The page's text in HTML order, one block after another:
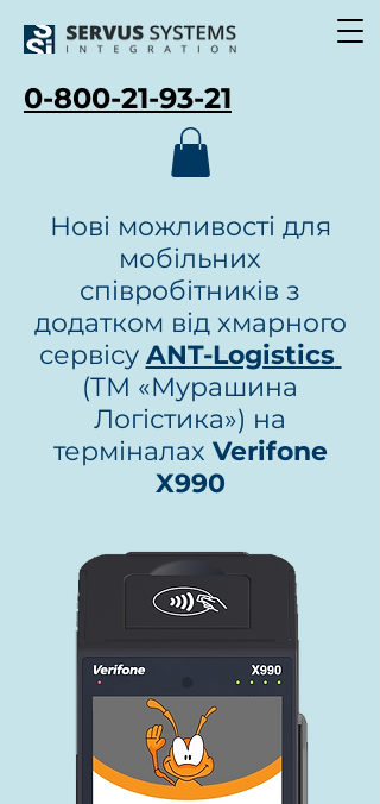
0-800-21-93-21
Нові можливості для
мобільних
співробітників з
додатком від хмарного
сервісу ANT-Logistics
(ТМ «Мурашина
Логістика») на
терміналах Verifone
X990